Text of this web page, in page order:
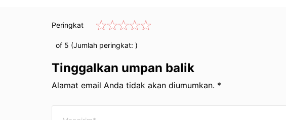
Peringkat
of 5 (Jumlah peringkat: )
Tinggalkan umpan balik
Alamat email Anda tidak akan diumumkan. *